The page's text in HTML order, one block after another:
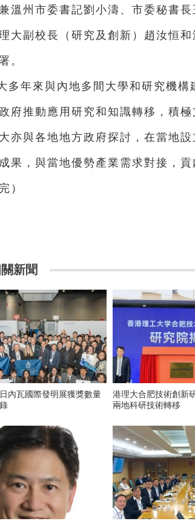
溫州市委書記劉小濤、市委秘書
大副校長（研究及創新）趙汝恒
。
多年來與內地多間大學和研究機
府推動應用研究和知識轉移，積
亦與各地地方政府探討，在當地
果，與當地優勢產業需求對接，
）
新聞
內瓦國際發明展獲獎數量
港理大合肥技術創新
兩地科研技術轉移